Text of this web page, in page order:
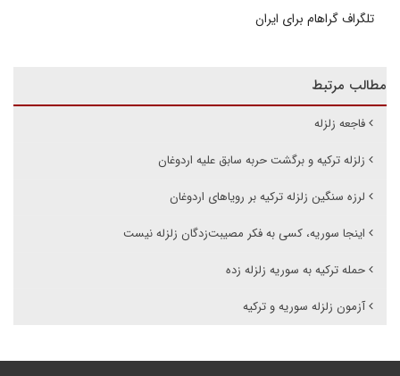
تلگراف گراهام برای ایران
مطالب مرتبط
فاجعه زلزله
زلزله ترکیه و برگشت حربه سابق علیه اردوغان
لرزه سنگین زلزله ترکیه بر رویاهای اردوغان
اینجا سوریه، کسی به فکر مصیبت‌زدگان زلزله نیست
حمله ترکیه به سوریه زلزله زده
آزمون زلزله سوریه و ترکیه